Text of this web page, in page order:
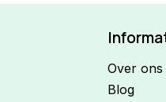
Over ons
Blog